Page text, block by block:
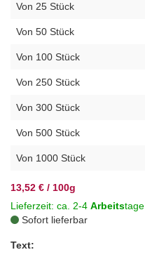
Von 25 Stück
Von 50 Stück
Von 100 Stück
Von 250 Stück
Von 300 Stück
Von 500 Stück
Von 1000 Stück
13,52 € / 100g
Lieferzeit: ca. 2-4 Arbeitstage
Sofort lieferbar
Text: